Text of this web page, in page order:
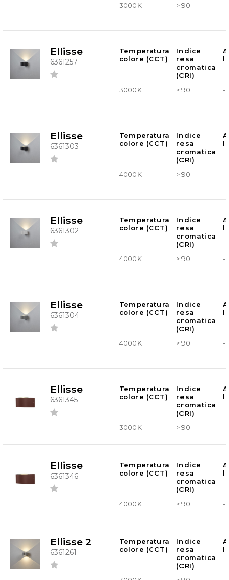
3000K > 90 -
Ellisse
6361257
Temperatura
colore (CCT)
Indice
resa
cromatica
(CRI)
3000K > 90 -
Ellisse
6361303
Temperatura
colore (CCT)
Indice
resa
cromatica
(CRI)
4000K > 90 -
Ellisse
6361302
Temperatura
colore (CCT)
Indice
resa
cromatica
(CRI)
4000K > 90 -
Ellisse
6361304
Temperatura
colore (CCT)
Indice
resa
cromatica
(CRI)
4000K > 90 -
Ellisse
6361345
Temperatura
colore (CCT)
Indice
resa
cromatica
(CRI)
3000K > 90 -
Ellisse
6361346
Temperatura
colore (CCT)
Indice
resa
cromatica
(CRI)
4000K > 90 -
Ellisse 2
6361261
Temperatura
colore (CCT)
Indice
resa
cromatica
(CRI)